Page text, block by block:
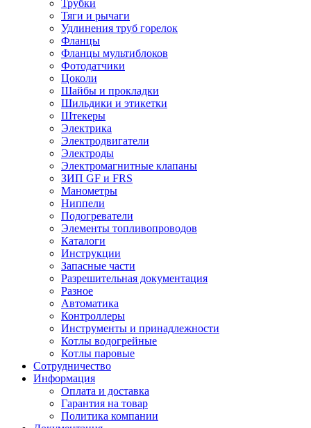
Трубки
Тяги и рычаги
Удлинения труб горелок
Фланцы
Фланцы мультиблоков
Фотодатчики
Цоколи
Шайбы и прокладки
Шильдики и этикетки
Штекеры
Электрика
Электродвигатели
Электроды
Электромагнитные клапаны
ЗИП GF и FRS
Манометры
Ниппели
Подогреватели
Элементы топливопроводов
Каталоги
Инструкции
Запасные части
Разрешительная документация
Разное
Автоматика
Контроллеры
Инструменты и принадлежности
Котлы водогрейные
Котлы паровые
Сотрудничество
Информация
Оплата и доставка
Гарантия на товар
Политика компании